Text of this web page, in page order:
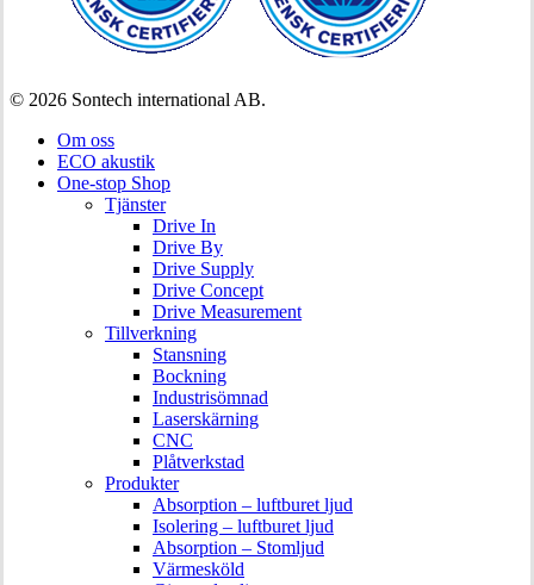
© 2026 Sontech international AB.
Stäng
menyn
Om oss
ECO akustik
One-stop Shop
Tjänster
Drive In
Drive By
Drive Supply
Drive Concept
Drive Measurement
Tillverkning
Stansning
Bockning
Industrisömnad
Laserskärning
CNC
Plåtverkstad
Produkter
Absorption – luftburet ljud
Isolering – luftburet ljud
Absorption – Stomljud
Värmesköld